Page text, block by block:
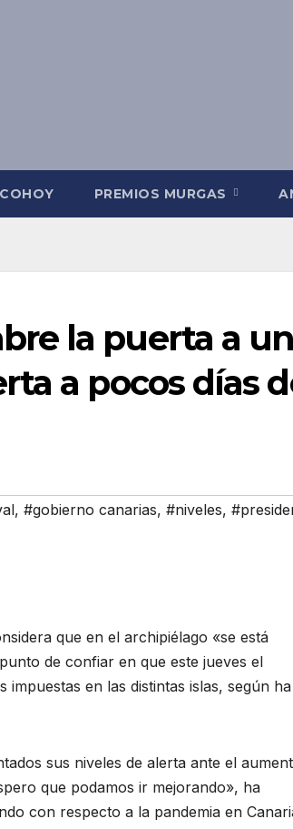
PREMIOS MURGAS
la puerta a
a pocos días
, #gobierno canarias, #niveles,
que en el archipiélago «se está
de confiar en que este jueves el
en las distintas islas, según ha
sus niveles de alerta ante el
que podamos ir mejorando», ha
con respecto a la pandemia en